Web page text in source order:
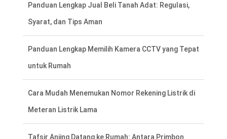
Panduan Lengkap Memilih Kamera CCTV yang Tepat
untuk Rumah
Cara Mudah Menemukan Nomor Rekening Listrik di
Meteran Listrik Lama
Tafsir Anjing Datang ke Rumah: Antara Primbon
Jawa dan Perspektif Islam
Hal Penting Saat Cek Tagihan Listrik PLN